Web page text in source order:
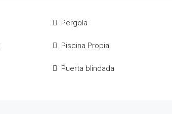
Pergola
Piscina Propia
Puerta blindada